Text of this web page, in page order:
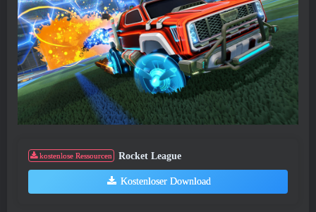
kostenlose Ressourcen Rocket League
Kostenloser Download